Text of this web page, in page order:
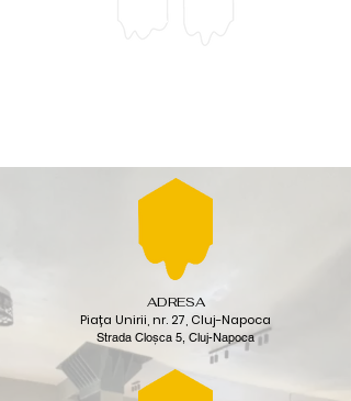
ADRESA
Piața Unirii, nr. 27, Cluj-Napoca
Strada Cloșca 5, Cluj-Napoca